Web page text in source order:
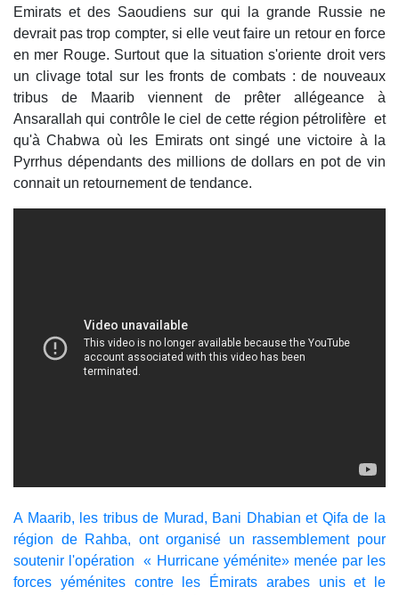
Emirats et des Saoudiens sur qui la grande Russie ne
devrait pas trop compter, si elle veut faire un retour en force
en mer Rouge. Surtout que la situation s'oriente droit vers
un clivage total sur les fronts de combats : de nouveaux
tribus de Maarib viennent de prêter allégeance à
Ansarallah qui contrôle le ciel de cette région pétrolifère et
qu'à Chabwa où les Emirats ont singé une victoire à la
Pyrrhus dépendants des millions de dollars en pot de vin
connait un retournement de tendance.
A Maarib, les tribus de Murad, Bani Dhabian et Qifa de la
région de Rahba, ont organisé un rassemblement pour
soutenir l'opération « Hurricane yéménite» menée par les
forces yéménites contre les Émirats arabes unis et le